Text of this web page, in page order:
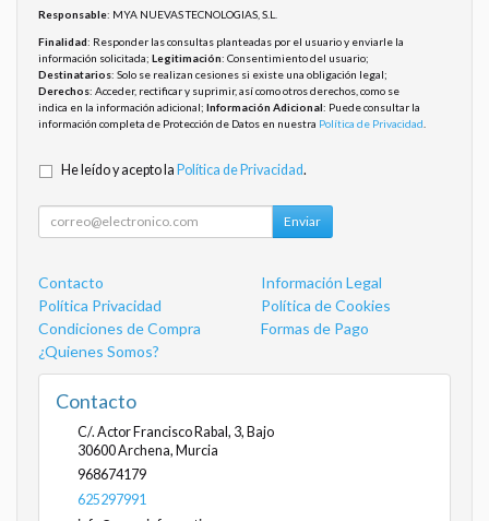
Responsable: MYA NUEVAS TECNOLOGIAS, S.L.
Finalidad: Responder las consultas planteadas por el usuario y enviarle la
información solicitada; Legitimación: Consentimiento del usuario;
Destinatarios: Solo se realizan cesiones si existe una obligación legal;
Derechos: Acceder, rectificar y suprimir, así como otros derechos, como se
indica en la información adicional; Información Adicional: Puede consultar la
información completa de Protección de Datos en nuestra Política de Privacidad
He leído y acepto la Política de Privacidad.
Enviar
Contacto
Información Legal
Política Privacidad
Política de Cookies
Condiciones de Compra
Formas de Pago
¿Quienes Somos?
Contacto
C/. Actor Francisco Rabal, 3, Bajo
30600Archena, Murcia
968674179
625297991